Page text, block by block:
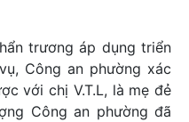
trương áp dụng triển
Công an phường xác
với chị V.T.L, là mẹ đẻ
Công an phường đã